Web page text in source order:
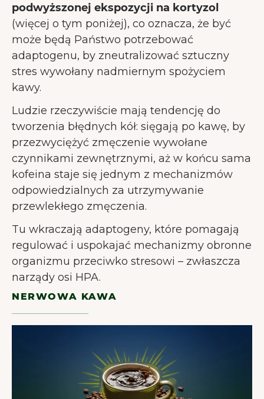
podwyższonej ekspozycji na kortyzol
(więcej o tym poniżej), co oznacza, że być
może będą Państwo potrzebować
adaptogenu, by zneutralizować sztuczny
stres wywołany nadmiernym spożyciem
kawy.
Ludzie rzeczywiście mają tendencję do
tworzenia błędnych kół: sięgają po kawę, by
przezwyciężyć zmęczenie wywołane
czynnikami zewnętrznymi, aż w końcu sama
kofeina staje się jednym z mechanizmów
odpowiedzialnych za utrzymywanie
przewlekłego zmęczenia.
Tu wkraczają adaptogeny, które pomagają
regulować i uspokajać mechanizmy obronne
organizmu przeciwko stresowi – zwłaszcza
narządy osi HPA.
NERWOWA KAWA
WITAJ W JUNAI.
Nasza strona używa plików cookies,